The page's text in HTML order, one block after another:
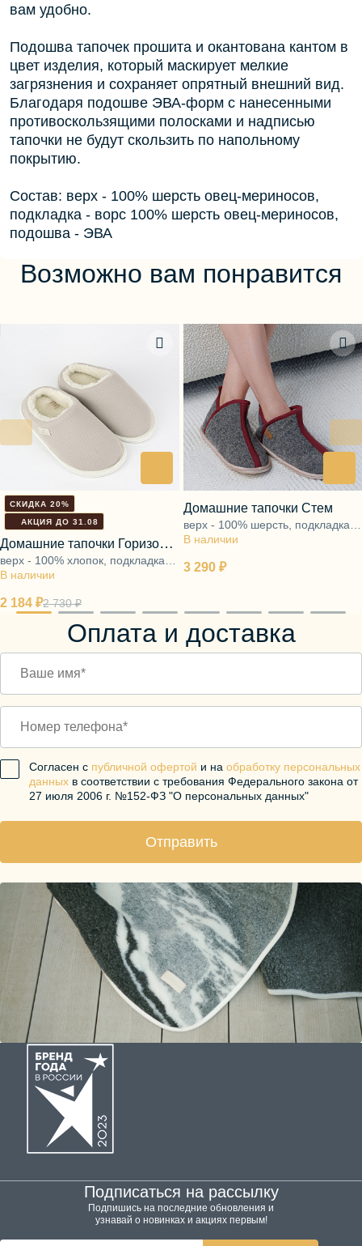
вам удобно.
Подошва тапочек прошита и окантована кантом в
цвет изделия, который маскирует мелкие
загрязнения и сохраняет опрятный внешний вид.
Благодаря подошве ЭВА-форм с нанесенными
противоскользящими полосками и надписью
тапочки не будут скользить по напольному
покрытию.
Состав: верх - 100% шерсть овец-мериносов,
подкладка - ворс 100% шерсть овец-мериносов,
подошва - ЭВА
Возможно вам понравится
СКИДКА 20%
АКЦИЯ ДО 31.08
2 184 ₽2 730 ₽
В наличии
Домашние тапочки Горизонт
какао
верх - 100% хлопок, подкладка -
ворс 100% шерсть, подошва -
3 290 ₽
В наличии
Домашние тапочки Стем
верх - 100% шерсть, подкладка -
ворс 100% шерсть, подошва -
Оплата и доставка
Согласен с публичной офертой и на обработку персональных
данных в соответствии с требования Федерального закона от
27 июля 2006 г. №152-ФЗ "О персональных данных"
Отправить
Подписаться на рассылку
Подпишись на последние обновления и
узнавай о новинках и акциях первым!